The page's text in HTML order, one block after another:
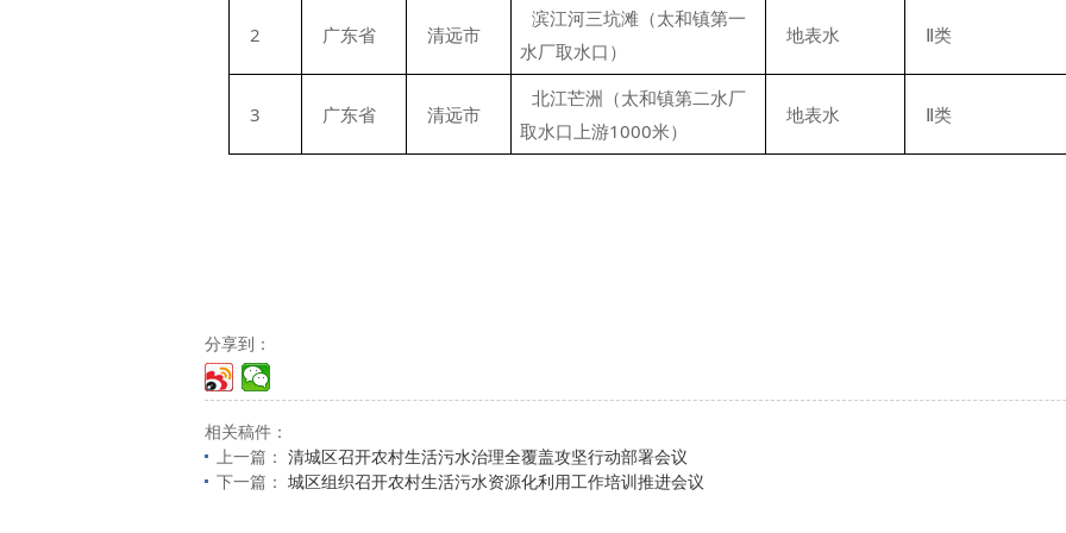
2 广东省 清远市
滨江河三坑滩（太和镇第一
水厂取水口）
地表水 Ⅱ类
3 广东省 清远市
北江芒洲（太和镇第二水厂
取水口上游1000米）
地表水 Ⅱ类
分享到：
相关稿件：
上一篇： 清城区召开农村生活污水治理全覆盖攻坚行动部署会议
下一篇： 城区组织召开农村生活污水资源化利用工作培训推进会议